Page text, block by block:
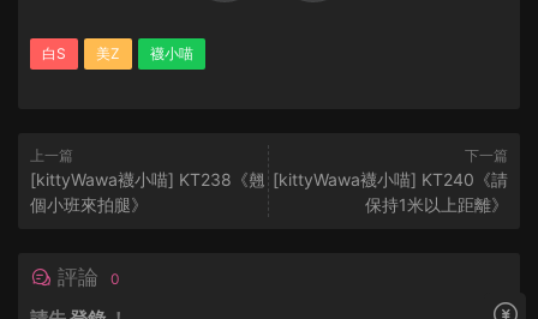
白S 美Z 襪小喵
上一篇
[kittyWawa襪小喵] KT238《翹
個小班來拍腿》
下一篇
[kittyWawa襪小喵] KT240《請
保持1米以上距離》
評論 0